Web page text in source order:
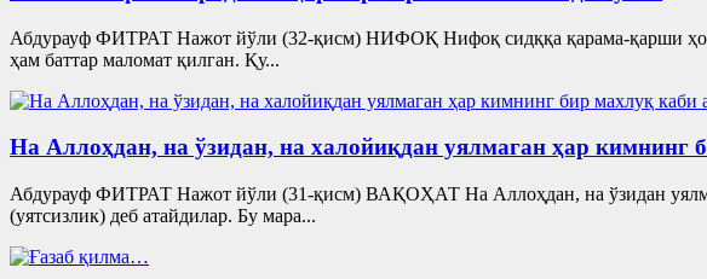
Абдурауф ФИТРАТ Нажот йўли (32-қисм) НИФОҚ Нифоқ сидққа қарама-қарши
ҳам баттар маломат қилган. Қу...
На Аллоҳдан, на ўзидан, на халойиқдан уялмаган ҳар
Абдурауф ФИТРАТ Нажот йўли (31-қисм) ВАҚОҲАТ На Аллоҳдан, на ўзидан
(уятсизлик) деб атайдилар. Бу мара...